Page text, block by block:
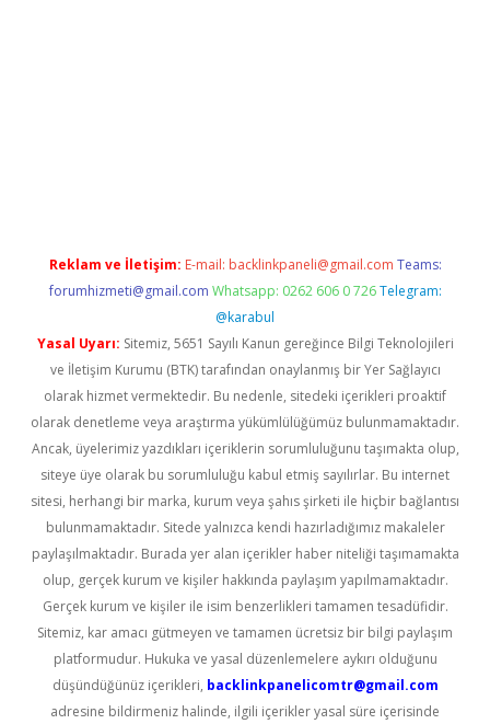
Reklam ve İletişim: E-mail: backlinkpaneli@gmail.com Teams:
forumhizmeti@gmail.com Whatsapp: 0262 606 0 726 Telegram:
@karabul
Yasal Uyarı: Sitemiz, 5651 Sayılı Kanun gereğince Bilgi Teknolojileri
ve İletişim Kurumu (BTK) tarafından onaylanmış bir Yer Sağlayıcı
olarak hizmet vermektedir. Bu nedenle, sitedeki içerikleri proaktif
olarak denetleme veya araştırma yükümlülüğümüz bulunmamaktadır.
Ancak, üyelerimiz yazdıkları içeriklerin sorumluluğunu taşımakta olup,
siteye üye olarak bu sorumluluğu kabul etmiş sayılırlar. Bu internet
sitesi, herhangi bir marka, kurum veya şahıs şirketi ile hiçbir bağlantısı
bulunmamaktadır. Sitede yalnızca kendi hazırladığımız makaleler
paylaşılmaktadır. Burada yer alan içerikler haber niteliği taşımamakta
olup, gerçek kurum ve kişiler hakkında paylaşım yapılmamaktadır.
Gerçek kurum ve kişiler ile isim benzerlikleri tamamen tesadüfidir.
Sitemiz, kar amacı gütmeyen ve tamamen ücretsiz bir bilgi paylaşım
platformudur. Hukuka ve yasal düzenlemelere aykırı olduğunu
düşündüğünüz içerikleri, backlinkpanelicomtr@gmail.com
adresine bildirmeniz halinde, ilgili içerikler yasal süre içerisinde